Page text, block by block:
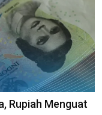
Rupiah Menguat